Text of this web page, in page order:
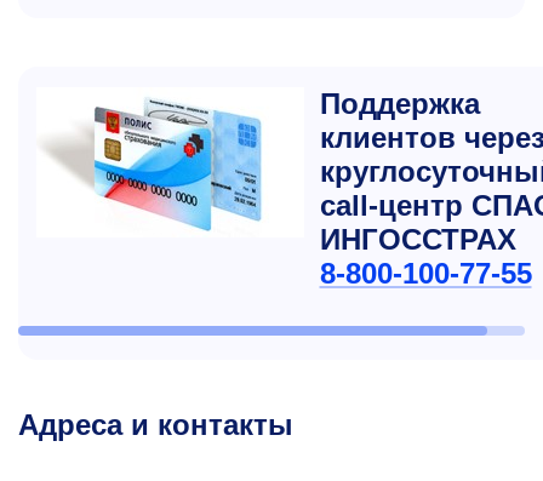
Поддержка
клиентов
сall-центр
ИНГОССТРАХ
8-800-100-77-55
Адреса и контакты